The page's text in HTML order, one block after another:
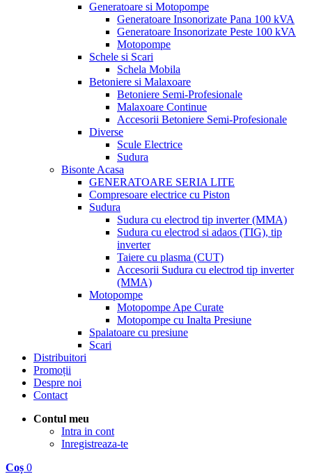
Generatoare si Motopompe
Generatoare Insonorizate Pana 100 kVA
Generatoare Insonorizate Peste 100 kVA
Motopompe
Schele si Scari
Schela Mobila
Betoniere si Malaxoare
Betoniere Semi-Profesionale
Malaxoare Continue
Accesorii Betoniere Semi-Profesionale
Diverse
Scule Electrice
Sudura
Bisonte Acasa
GENERATOARE SERIA LITE
Compresoare electrice cu Piston
Sudura
Sudura cu electrod tip inverter (MMA)
Sudura cu electrod si adaos (TIG), tip
inverter
Taiere cu plasma (CUT)
Accesorii Sudura cu electrod tip inverter
(MMA)
Motopompe
Motopompe Ape Curate
Motopompe cu Inalta Presiune
Spalatoare cu presiune
Scari
Distribuitori
Promoții
Despre noi
Contact
Contul meu
Intra in cont
Inregistreaza-te
Coș 0